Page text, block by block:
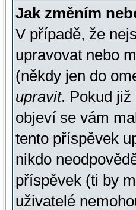
Jak změním
V případě, že
upravovat nebo
(někdy jen do
upravit. Pokud již
objeví se vám
tento příspěvek
nikdo
příspěvek (ti by
uživatelé